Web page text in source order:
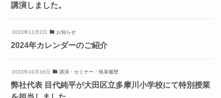
講演しました。
2023年11月2日 お知らせ
2024年カレンダーのご紹介
2023年10月16日 講演・セミナー・執筆履歴
弊社代表 目代純平が大田区立多摩川小学校にて特別授業